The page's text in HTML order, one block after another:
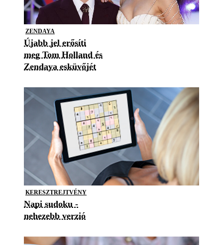
ZENDAYA
Újabb jel erősíti
meg Tom Holland és
Zendaya esküvőjét
KERESZTREJTVÉNY
Napi sudoku -
nehezebb verzió